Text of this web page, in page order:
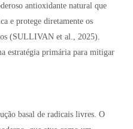
antioxidante natural que
e protege diretamente os
(SULLIVAN et al., 2025).
estratégia primária para mitigar
basal de radicais livres. O